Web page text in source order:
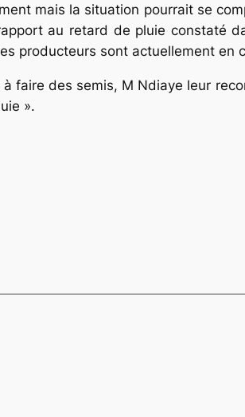
mais la situation pourrait se
au retard de pluie constaté
producteurs sont actuellement en
faire des semis, M Ndiaye leur
».